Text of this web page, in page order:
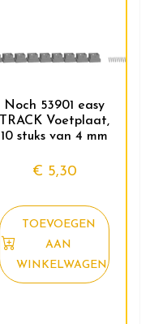
Noch 53901 easy
TRACK Voetplaat,
10 stuks van 4 mm
€ 5,30
TOEVOEGEN
AAN
WINKELWAGEN